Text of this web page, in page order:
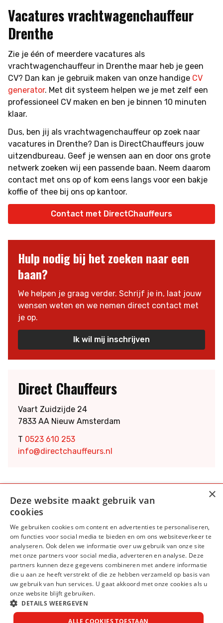
Vacatures vrachtwagenchauffeur
Drenthe
Zie je één of meerdere vacatures als
vrachtwagenchauffeur in Drenthe maar heb je geen
CV? Dan kan je gebruik maken van onze handige CV
generator. Met dit systeem helpen we je met zelf een
professioneel CV maken en ben je binnen 10 minuten
klaar.
Dus, ben jij als vrachtwagenchauffeur op zoek naar
vacatures in Drenthe? Dan is DirectChauffeurs jouw
uitzendbureau. Geef je wensen aan en door ons grote
netwerk zoeken wij een passende baan. Neem daarom
contact met ons op of kom eens langs voor een bakje
koffie of thee bij ons op kantoor.
Contact met DirectChauffeurs
Hulp nodig bij het zoeken naar een
baan?
We helpen je graag verder. Schrijf je in, laat jouw
wensen weten en we nemen direct contact met
je op.
Ik wil mij inschrijven
Direct Chauffeurs
Vaart Zuidzijde 24
7833 AA Nieuw Amsterdam
T 0523 610 253
info@directchauffeurs.nl
Algemene voorwaarden
Privacy Statement
Cookie statement
Disclaimer
>Uitbetaalkalender
×
Deze website maakt gebruik van
cookies
We gebruiken cookies om content en advertenties te personaliseren,
om functies voor social media te bieden en om ons websiteverkeer te
analyseren. Ook delen we informatie over uw gebruik van onze site
met onze partners voor social media, adverteren en analyse. Deze
partners kunnen deze gegevens combineren met andere informatie
die u aan ze heeft verstrekt of die ze hebben verzameld op basis van
uw gebruik van hun services. U gaat akkoord met onze cookies als u
onze website blijft gebruiken.
DETAILS WEERGEVEN
ALLE COOKIES TOESTAAN